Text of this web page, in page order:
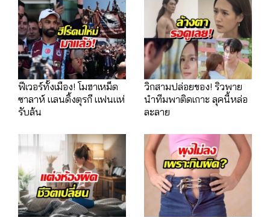
ฟีเวอร์ทั้งเมือง! โมฮาเหม็ด
ซาลาห์ แลนดิ้งตุรกี แฟนแห่
รับล้น
วิกสามปล่อยของ! ริวพาย
นำทีมพาติดเกาะ ลุคนี้หล่อ
ละลาย